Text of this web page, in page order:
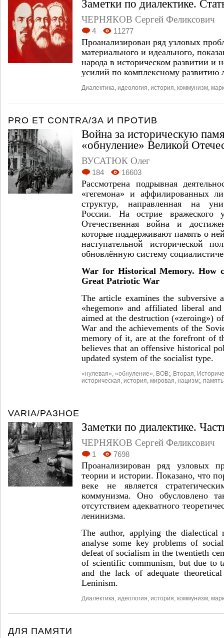
Заметки по диалектике.
ЧЕРНЯКОВ Сергей Феликсович
4 11277
Проанализирован ряд узловых
материального и идеального,
народа в историческом развитии и
усилий по комплексному развитию
Диалектика идеология история коммунизм
PRO ET CONTRA/ЗА И ПРОТИВ
Война за историческую
«обнуление» Великой
ВУСАТЮК Олег
184 16603
Рассмотрена подрывная
«гегемона» и аффилированных
структур, направленная на
России. На острие вражеского
Отечественная война и
которые поддерживают память о
наступательной исторической
обновлённую систему
War for Historical Memory.How
Great Patriotic War
The article examines the subversive
«hegemon» and affiliated liberal
aimed at the destruction («zeroing»)
War and the achievements of the
memory of it, are at the forefront of
believes that an offensive historical
updated system of the socialist type.
«нулевая» «обнуление» ВОВ; Вторая
историческая история мировая нацизм;
VARIA/РАЗНОЕ
Заметки по диалектике.
ЧЕРНЯКОВ Сергей Феликсович
1 7698
Проанализирован ряд узловых
теории и истории. Показано, что
веке не является
коммунизма. Оно обусловлено
отсутствием адекватного
ленинизма.
The author, applying the dialectical
analyse some key problems of
defeat of socialism in the twentieth
of scientific communism, but due to
and the lack of adequate
Leninism.
Диалектика идеология история коммунизм
ДЛЯ ПАМЯТИ